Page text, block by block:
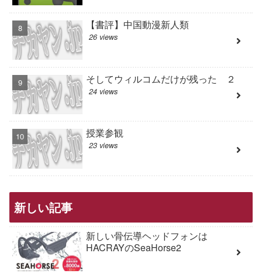
【書評】中国動漫新人類
26 views
そしてウィルコムだけが残った ２
24 views
授業参観
23 views
新しい記事
新しい骨伝導ヘッドフォンは
HACRAYのSeaHorse2